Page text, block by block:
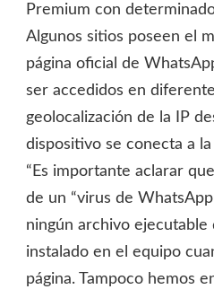
Premium con
Algunos sitios poseen el
página oficial de
ser accedidos en
geolocalización de la IP
dispositivo se conecta a
“Es importante aclarar
de un “virus de
ningún archivo ejecutable
instalado en el equipo
página. Tampoco hemos